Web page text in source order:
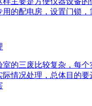
的配电房，设置门锁，
室的三废比较复杂，每
际情况处理，总体目的